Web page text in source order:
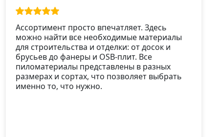
Ассортимент просто впечатляет. Здесь
можно найти все необходимые материалы
для строительства и отделки: от досок и
брусьев до фанеры и OSB-плит. Все
пиломатериалы представлены в разных
размерах и сортах, что позволяет выбрать
именно то, что нужно.